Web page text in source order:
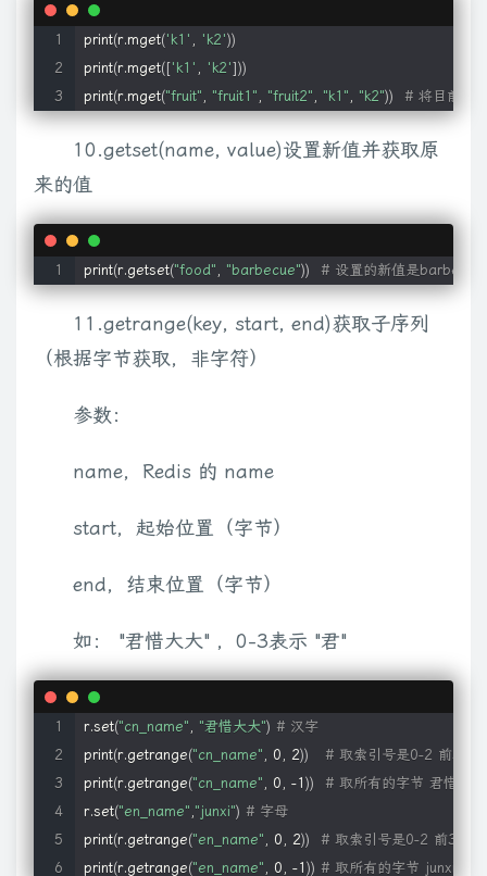
print(r.mget('k1' , 'k2'))
print(r.mget(['k1' , 'k2']))
print(r.mget("fruit" , "fruit1" , "fruit2" , "k1" , "k2")) # 将目前
10.getset(name, value)设置新值并获取原
来的值
print(r.getset("food" , "barbecue")) # 设置的新值是
11.getrange(key, start, end)获取子序列
（根据字节获取，非字符）
参数：
name，Redis 的 name
start，起始位置（字节）
end，结束位置（字节）
如： "君惜大大" ，0-3表示 "君"
r.set("cn_name" , "君惜大大") # 汉字
print(r.getrange("cn_name" , 0, 2))
# 取索引号是0-2 前3位
print(r.getrange("cn_name" , 0, -1 ))
# 取所有的字节 君惜大
r.set("en_name" ,"junxi") # 字母
print(r.getrange("en_name" , 0, 2))
# 取索引号是0-2 前3位
print(r.getrange("en_name" , 0, -1 )) # 取所有的字节 junxi 切